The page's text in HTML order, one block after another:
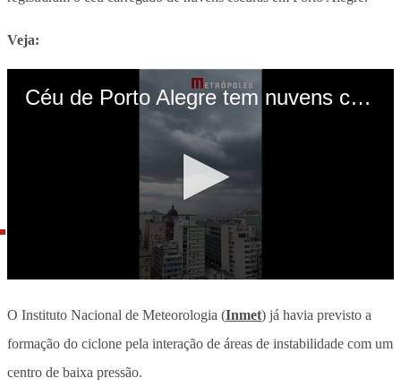
Veja:
O Instituto Nacional de Meteorologia (Inmet) já havia previsto a
formação do ciclone pela interação de áreas de instabilidade com um
centro de baixa pressão.